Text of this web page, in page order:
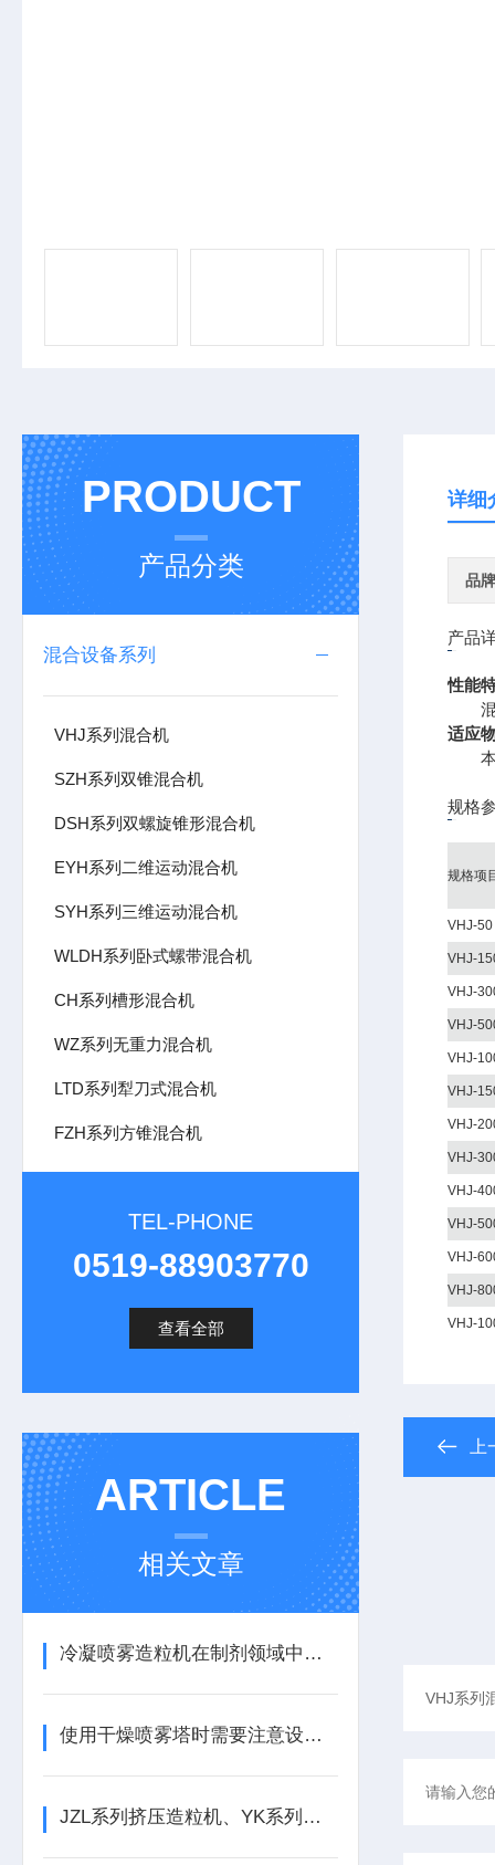
PRODUCT
产品分类
混合设备系列
VHJ系列混合机
SZH系列双锥混合机
DSH系列双螺旋锥形混合机
EYH系列二维运动混合机
SYH系列三维运动混合机
WLDH系列卧式螺带混合机
CH系列槽形混合机
WZ系列无重力混合机
LTD系列犁刀式混合机
FZH系列方锥混合机
TEL-PHONE
0519-88903770
查看全部
ARTICLE
相关文章
冷凝喷雾造粒机在制剂领域中的作用
使用干燥喷雾塔时需要注意设备的运行稳定性
JZL系列挤压造粒机、​YK系列摇摆式颗粒机
详细
品牌
产品
性能
混合
适应
本
规格
规格项
VHJ-50
VHJ-
VHJ-
VHJ-
VHJ-
VHJ-
VHJ-
VHJ-
VHJ-
VHJ-
VHJ-
VHJ-
VHJ-